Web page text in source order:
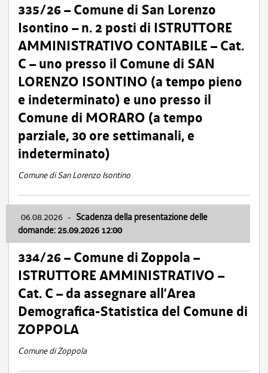
335/26 – Comune di San Lorenzo
Isontino – n. 2 posti di ISTRUTTORE
AMMINISTRATIVO CONTABILE – Cat.
C – uno presso il Comune di SAN
LORENZO ISONTINO (a tempo pieno
e indeterminato) e uno presso il
Comune di MORARO (a tempo
parziale, 30 ore settimanali, e
indeterminato)
Comune di San Lorenzo Isontino
06.08.2026 - Scadenza della presentazione delle
domande: 25.09.2026 12:00
334/26 – Comune di Zoppola –
ISTRUTTORE AMMINISTRATIVO –
Cat. C – da assegnare all’Area
Demografica-Statistica del Comune di
ZOPPOLA
Comune di Zoppola